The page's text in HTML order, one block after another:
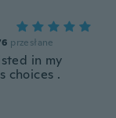
przesłane
in my
choices .